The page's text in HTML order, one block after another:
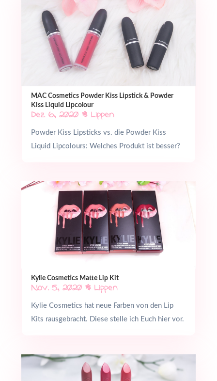
MAC Cosmetics Powder Kiss Lipstick & Powder
Kiss Liquid Lipcolour
Dez. 6, 2020| Lippen
Powder Kiss Lipsticks vs. die Powder Kiss
Liquid Lipcolours: Welches Produkt ist besser?
Kylie Cosmetics Matte Lip Kit
Nov. 5, 2020| Lippen
Kylie Cosmetics hat neue Farben von den Lip
Kits rausgebracht. Diese stelle ich Euch hier vor.